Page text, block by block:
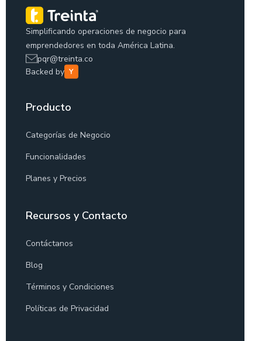
Simplificando operaciones de negocio para
emprendedores en toda América Latina.
pqr@treinta.co
Backed by
Producto
Categorías de Negocio
Funcionalidades
Planes y Precios
Recursos y Contacto
Contáctanos
Blog
Términos y Condiciones
Políticas de Privacidad